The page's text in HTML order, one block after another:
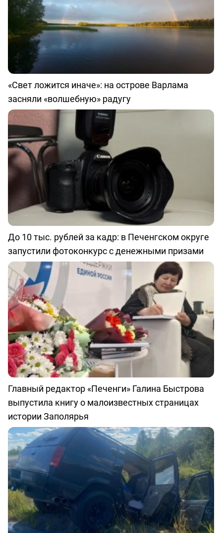
«Свет ложится иначе»: на острове Варлама
засняли «волшебную» радугу
До 10 тыс. рублей за кадр: в Печенгском округе
запустили фотоконкурс с денежными призами
Главный редактор «Печенги» Галина Быстрова
выпустила книгу о малоизвестных страницах
истории Заполярья